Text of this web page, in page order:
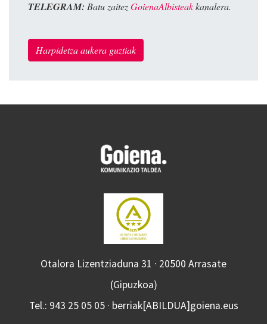
TELEGRAM: Batu zaitezGoienaAlbisteakkanalera.
Harpidetza aukera guztiak
Otalora Lizentziaduna 31 · 20500 Arrasate
(Gipuzkoa)
Tel.: 943 25 05 05 · berriak[ABILDUA]goiena.eus